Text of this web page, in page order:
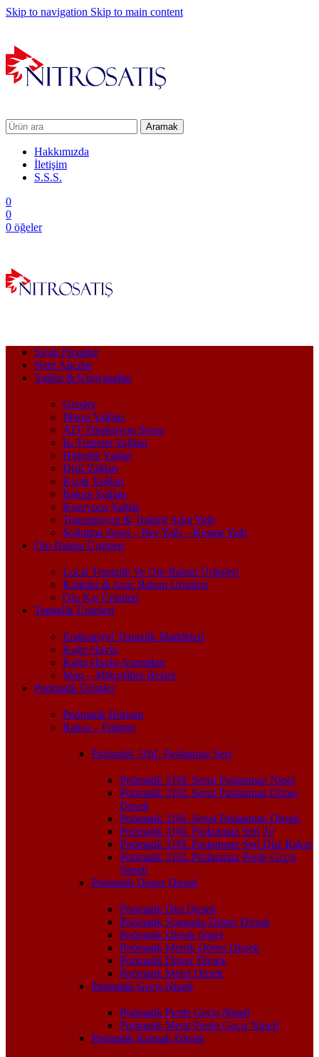
Skip to navigation Skip to main content
Aramak
Hakkımızda
İletişim
S.S.S.
0
0
0 öğeler
Sıcak Fırsatlar
Nem Alıcılar
Yağlar & Kimyasallar
Gresler
Motor Yağları
ATF Direksiyon Sıvısı
Isı Transfer Yağları
Hidrolik Yağlar
Dişli Yağları
Kızak Yağları
Bakım Yağları
Koruyucu Yağlar
Transmisyon & Traktör Arka Yağı
Soğutma Sıvısı – Bor Yağı – Kesme Yağı
Oto Bakım Ürünleri
Local Temizlik Ve Oto Bakım Ürünleri
Katkılar & Araç Bakım Ürünleri
Oto Kış Ürünleri
Temizlik Ürünleri
Endüstriyel Temizlik Maddeleri
Kağıt Havlu
Kağıt Havlu Aparatları
Mop – Mikrofiber Bezler
Pnömatik Ürünler
Pnömatik Hortum
Rakor – Fittings
Pnömatik 316L Paslanmaz Seri
Pnömatik 316L Serisi Paslanmaz Nipel
Pnömatik 316L Serisi Paslanmaz Döner
Dirsek
Pnömatik 316L Serisi Paslanmaz Dirsek
Pnömatik 316L Paslanmaz Seri Te
Pnömatik 316L Paslanmaz Seri Düz Rakor
Pnömatik 316L Paslanmaz Perde Geçiş
Nipeli
Pnömatik Döner Dirsek
Pnömatik Dişi Dirsek
Pnömatik Somunlu Döner Dirsek
Pnömatik Dirsek Nipel
Pnömatik Metrik Döner Dirsek
Pnömatik Döner Dirsek
Pnömatik Metal Dirsek
Pnömatik Geçiş Nipeli
Pnömatik Perde Geçiş Nipeli
Pnömatik Metal Perde Geçiş Nipeli
Pnömatik Kısmalı Dirsek